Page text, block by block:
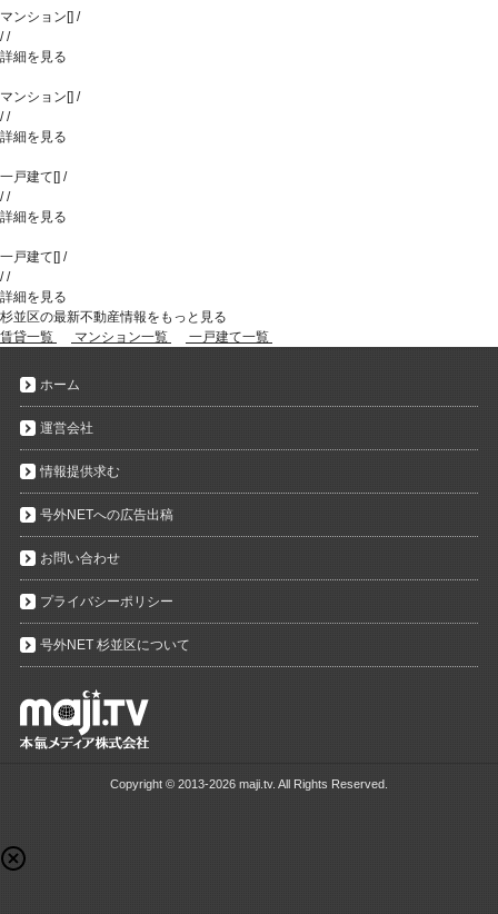
マンション[] /
//
詳細を見る
マンション[] /
//
詳細を見る
一戸建て[] /
//
詳細を見る
一戸建て[] /
//
詳細を見る
杉並区の最新不動産情報をもっと見る
賃貸一覧
マンション一覧 一戸建て一覧
ホーム
運営会社
情報提供求む
号外NETへの広告出稿
お問い合わせ
プライバシーポリシー
号外NET 杉並区について
Copyright © 2013-2026 maji.tv. All Rights Reserved.